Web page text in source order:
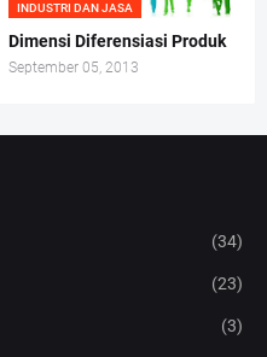
INDUSTRI DAN JASA
Dimensi Diferensiasi Produk
September 05, 2013
(34)
(23)
(3)